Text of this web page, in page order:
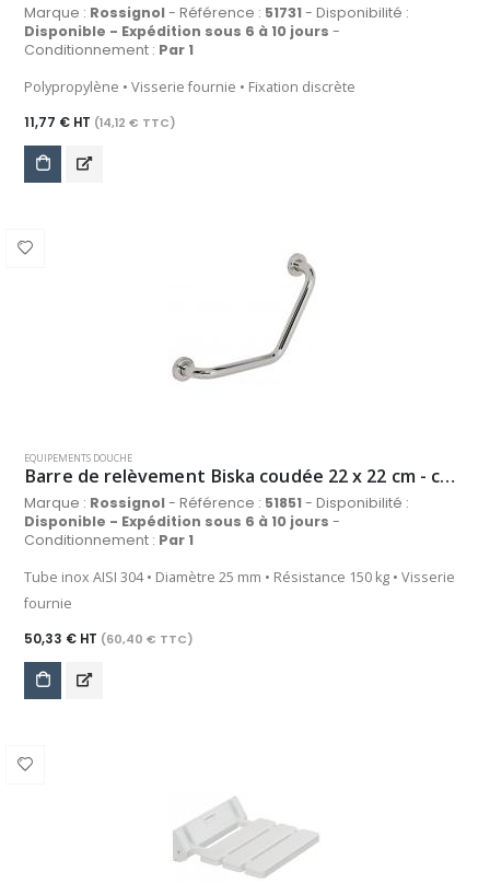
Marque : Rossignol- Référence : 51731- Disponibilité :
Disponible - Expédition sous 6 à 10 jours -
Conditionnement : Par 1
Polypropylène • Visserie fournie • Fixation discrète
11,77 € HT (14,12 € TTC)
EQUIPEMENTS DOUCHE
Barre de relèvement Biska coudée 22 x 22 cm - chrome
Marque : Rossignol- Référence : 51851- Disponibilité :
Disponible - Expédition sous 6 à 10 jours -
Conditionnement : Par 1
Tube inox AISI 304 • Diamètre 25 mm • Résistance 150 kg • Visserie
fournie
50,33 € HT (60,40 € TTC)